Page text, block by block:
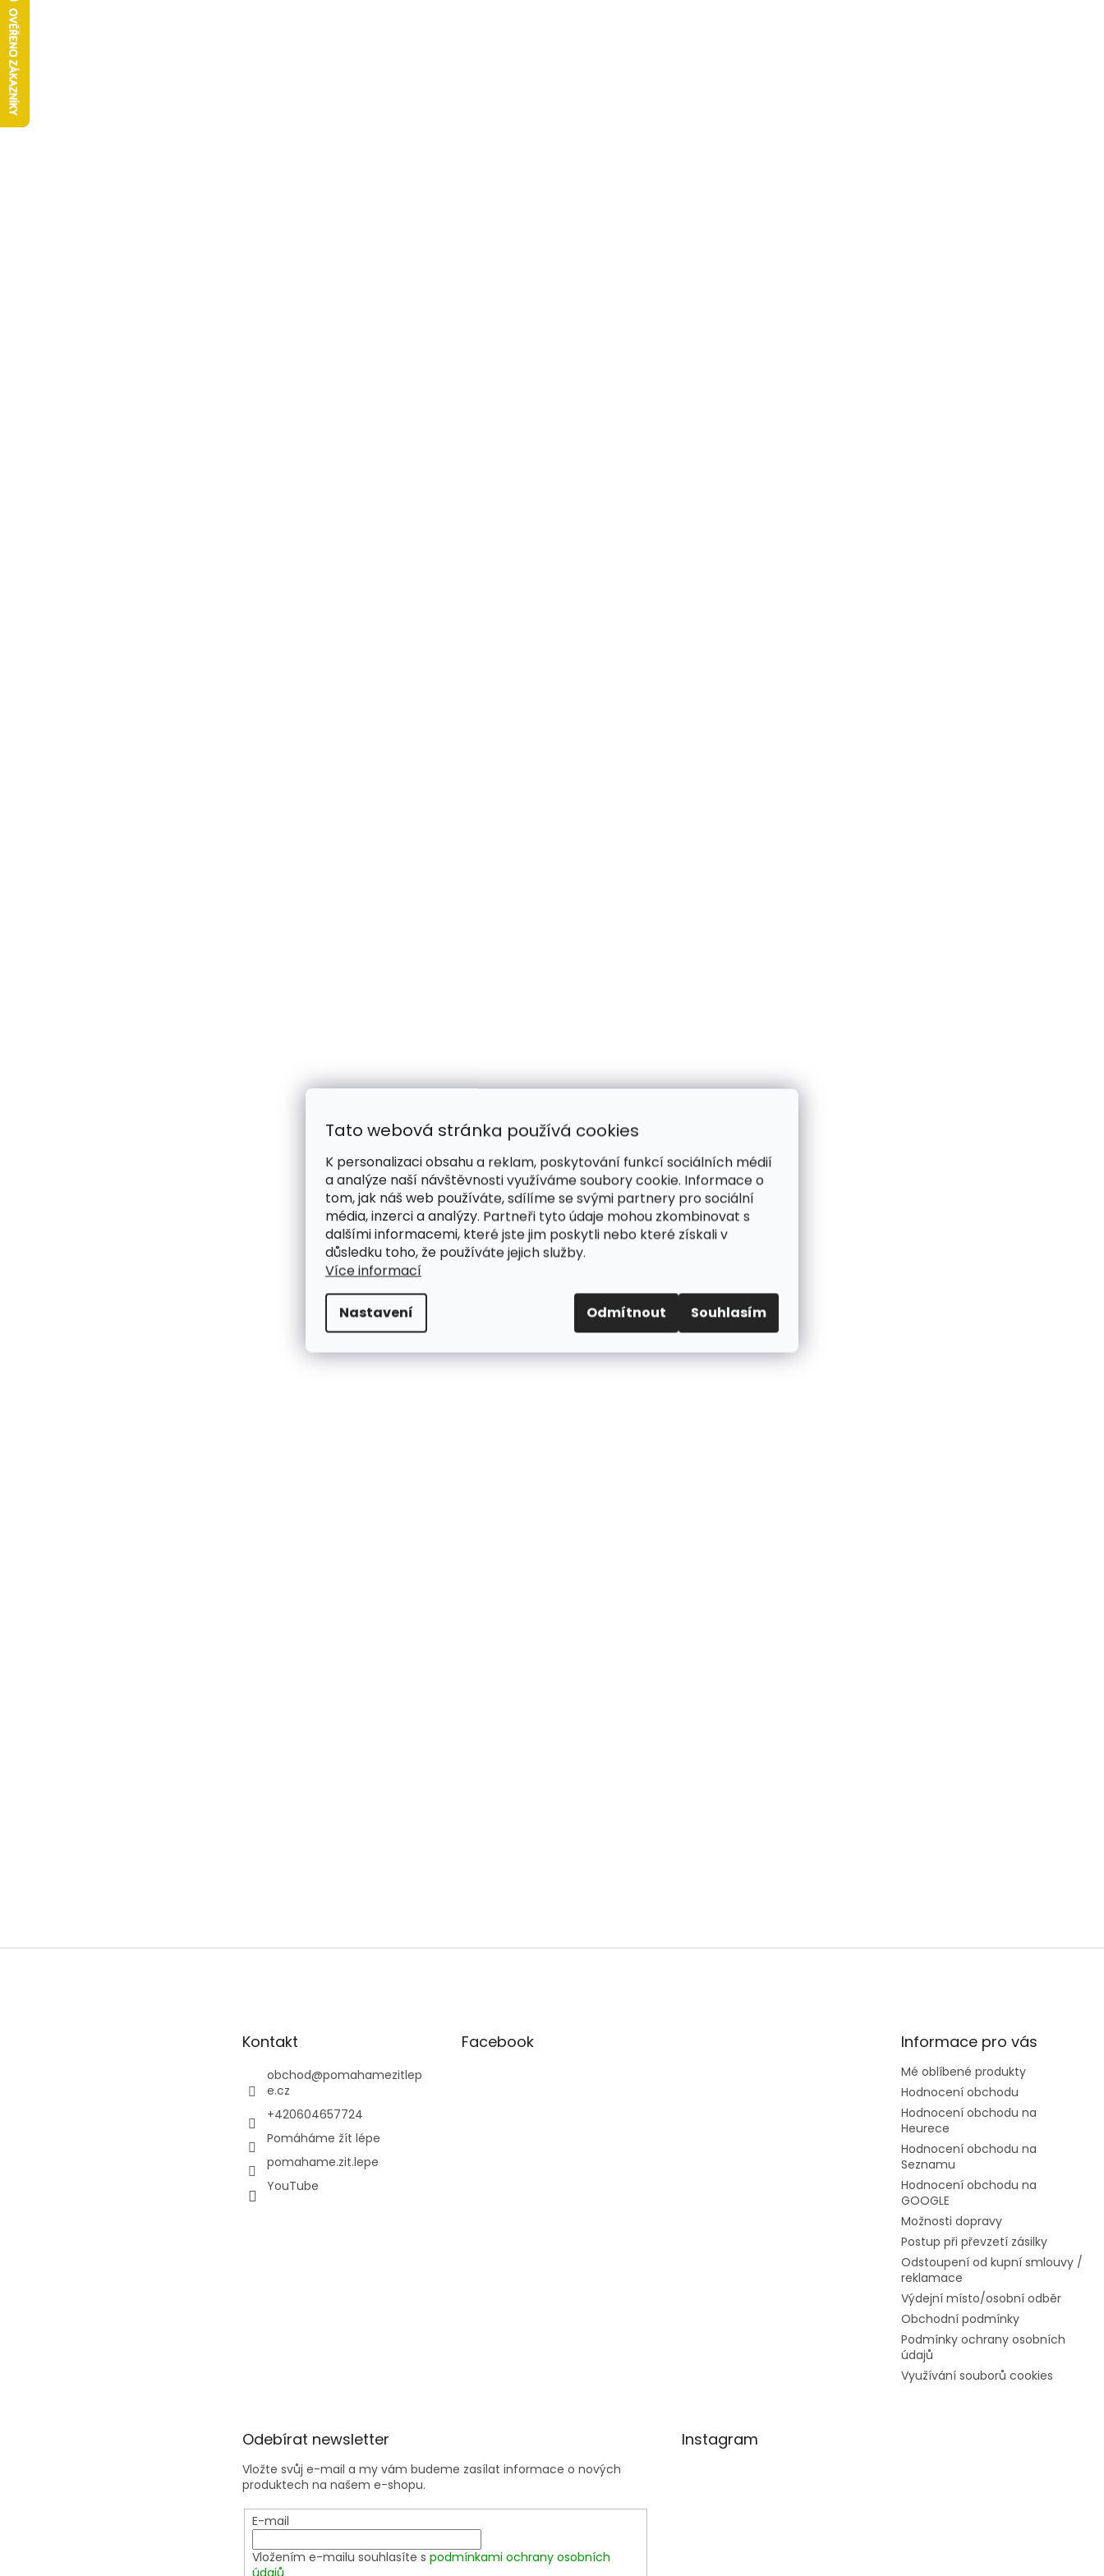
Tato webová stránka používá cookies
K personalizaci obsahu a reklam, poskytování funkcí sociálních médií
a analýze naší návštěvnosti využíváme soubory cookie. Informace o
tom, jak náš web používáte, sdílíme se svými partnery pro sociální
média, inzerci a analýzy. Partneři tyto údaje mohou zkombinovat s
dalšími informacemi, které jste jim poskytli nebo které získali v
důsledku toho, že používáte jejich služby.
Více informací
Nastavení Odmítnout Souhlasím
Z
Kontakt
obchod@pomahamezitlep
e.cz
+420604657724
Pomáháme žít lépe
pomahame.zit.lepe
YouTube
Facebook Informace pro vás
Mé oblíbené produkty
Hodnocení obchodu
Hodnocení obchodu na
Heurece
Hodnocení obchodu na
Seznamu
Hodnocení obchodu na
GOOGLE
Možnosti dopravy
Postup při převzetí zásilky
Odstoupení od kupní smlouvy /
reklamace
Výdejní místo/osobní odběr
Obchodní podmínky
Podmínky ochrany osobních
údajů
Využívání souborů cookies
Odebírat newsletter
Vložte svůj e-mail a my vám budeme zasílat informace o nových
produktech na našem e-shopu.
E-mail
Vložením e-mailu souhlasíte s podmínkami ochrany osobních
Instagram